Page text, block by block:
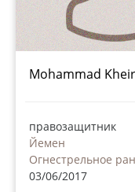
Mohammad
правозащитник
Йемен
Огнестрельное
03/06/2017